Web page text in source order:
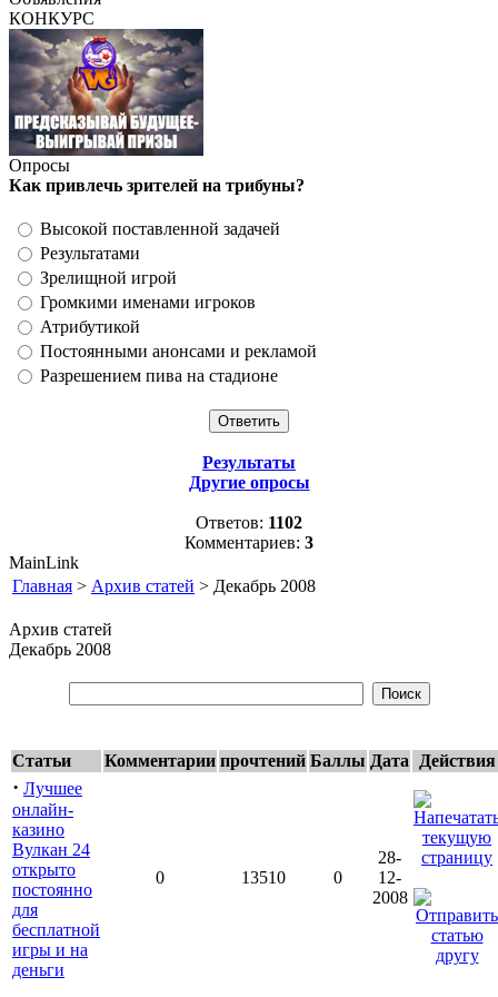
КОНКУРС
Опросы
Как привлечь зрителей на трибуны?
Высокой поставленной задачей
Результатами
Зрелищной игрой
Громкими именами игроков
Атрибутикой
Постоянными анонсами и рекламой
Разрешением пива на стадионе
Результаты
Другие опросы
Ответов: 1102
Комментариев: 3
MainLink
Главная > Архив статей > Декабрь 2008
Архив статей
Декабрь 2008
Статьи Комментарии прочтений Баллы Дата Действия
· Лучшее
онлайн-
казино
Вулкан 24
открыто
постоянно
для
бесплатной
игры и на
деньги
0 13510 0
28-
12-
2008